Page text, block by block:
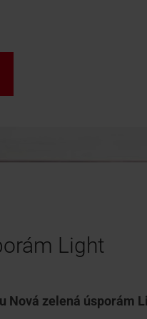
Light
Nová zelená úsporám